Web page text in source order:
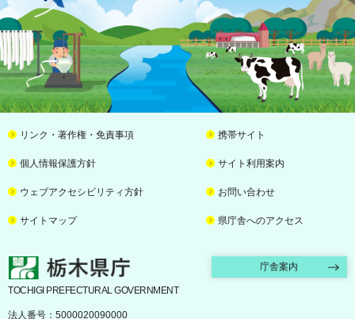
リンク・著作権・免責事項 携帯サイト
個人情報保護方針 サイト利用案内
ウェブアクセシビリティ方針 お問い合わせ
サイトマップ 県庁舎へのアクセス
栃木県庁 庁舎案内
TOCHIGI PREFECTURAL GOVERNMENT
法人番号：5000020090000